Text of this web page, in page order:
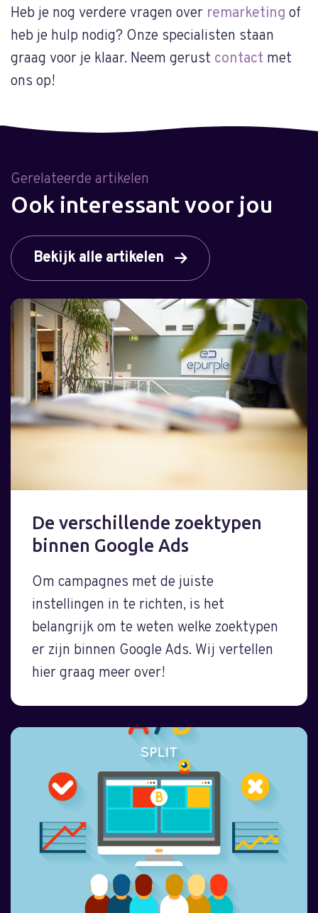
Heb je nog verdere vragen over remarketing of
heb je hulp nodig? Onze specialisten staan
graag voor je klaar. Neem gerust contact met
ons op!
Gerelateerde artikelen
Ook interessant voor jou
Bekijk alle artikelen
De verschillende zoektypen
binnen Google Ads
Om campagnes met de juiste
instellingen in te richten, is het
belangrijk om te weten welke zoektypen
er zijn binnen Google Ads. Wij vertellen
hier graag meer over!